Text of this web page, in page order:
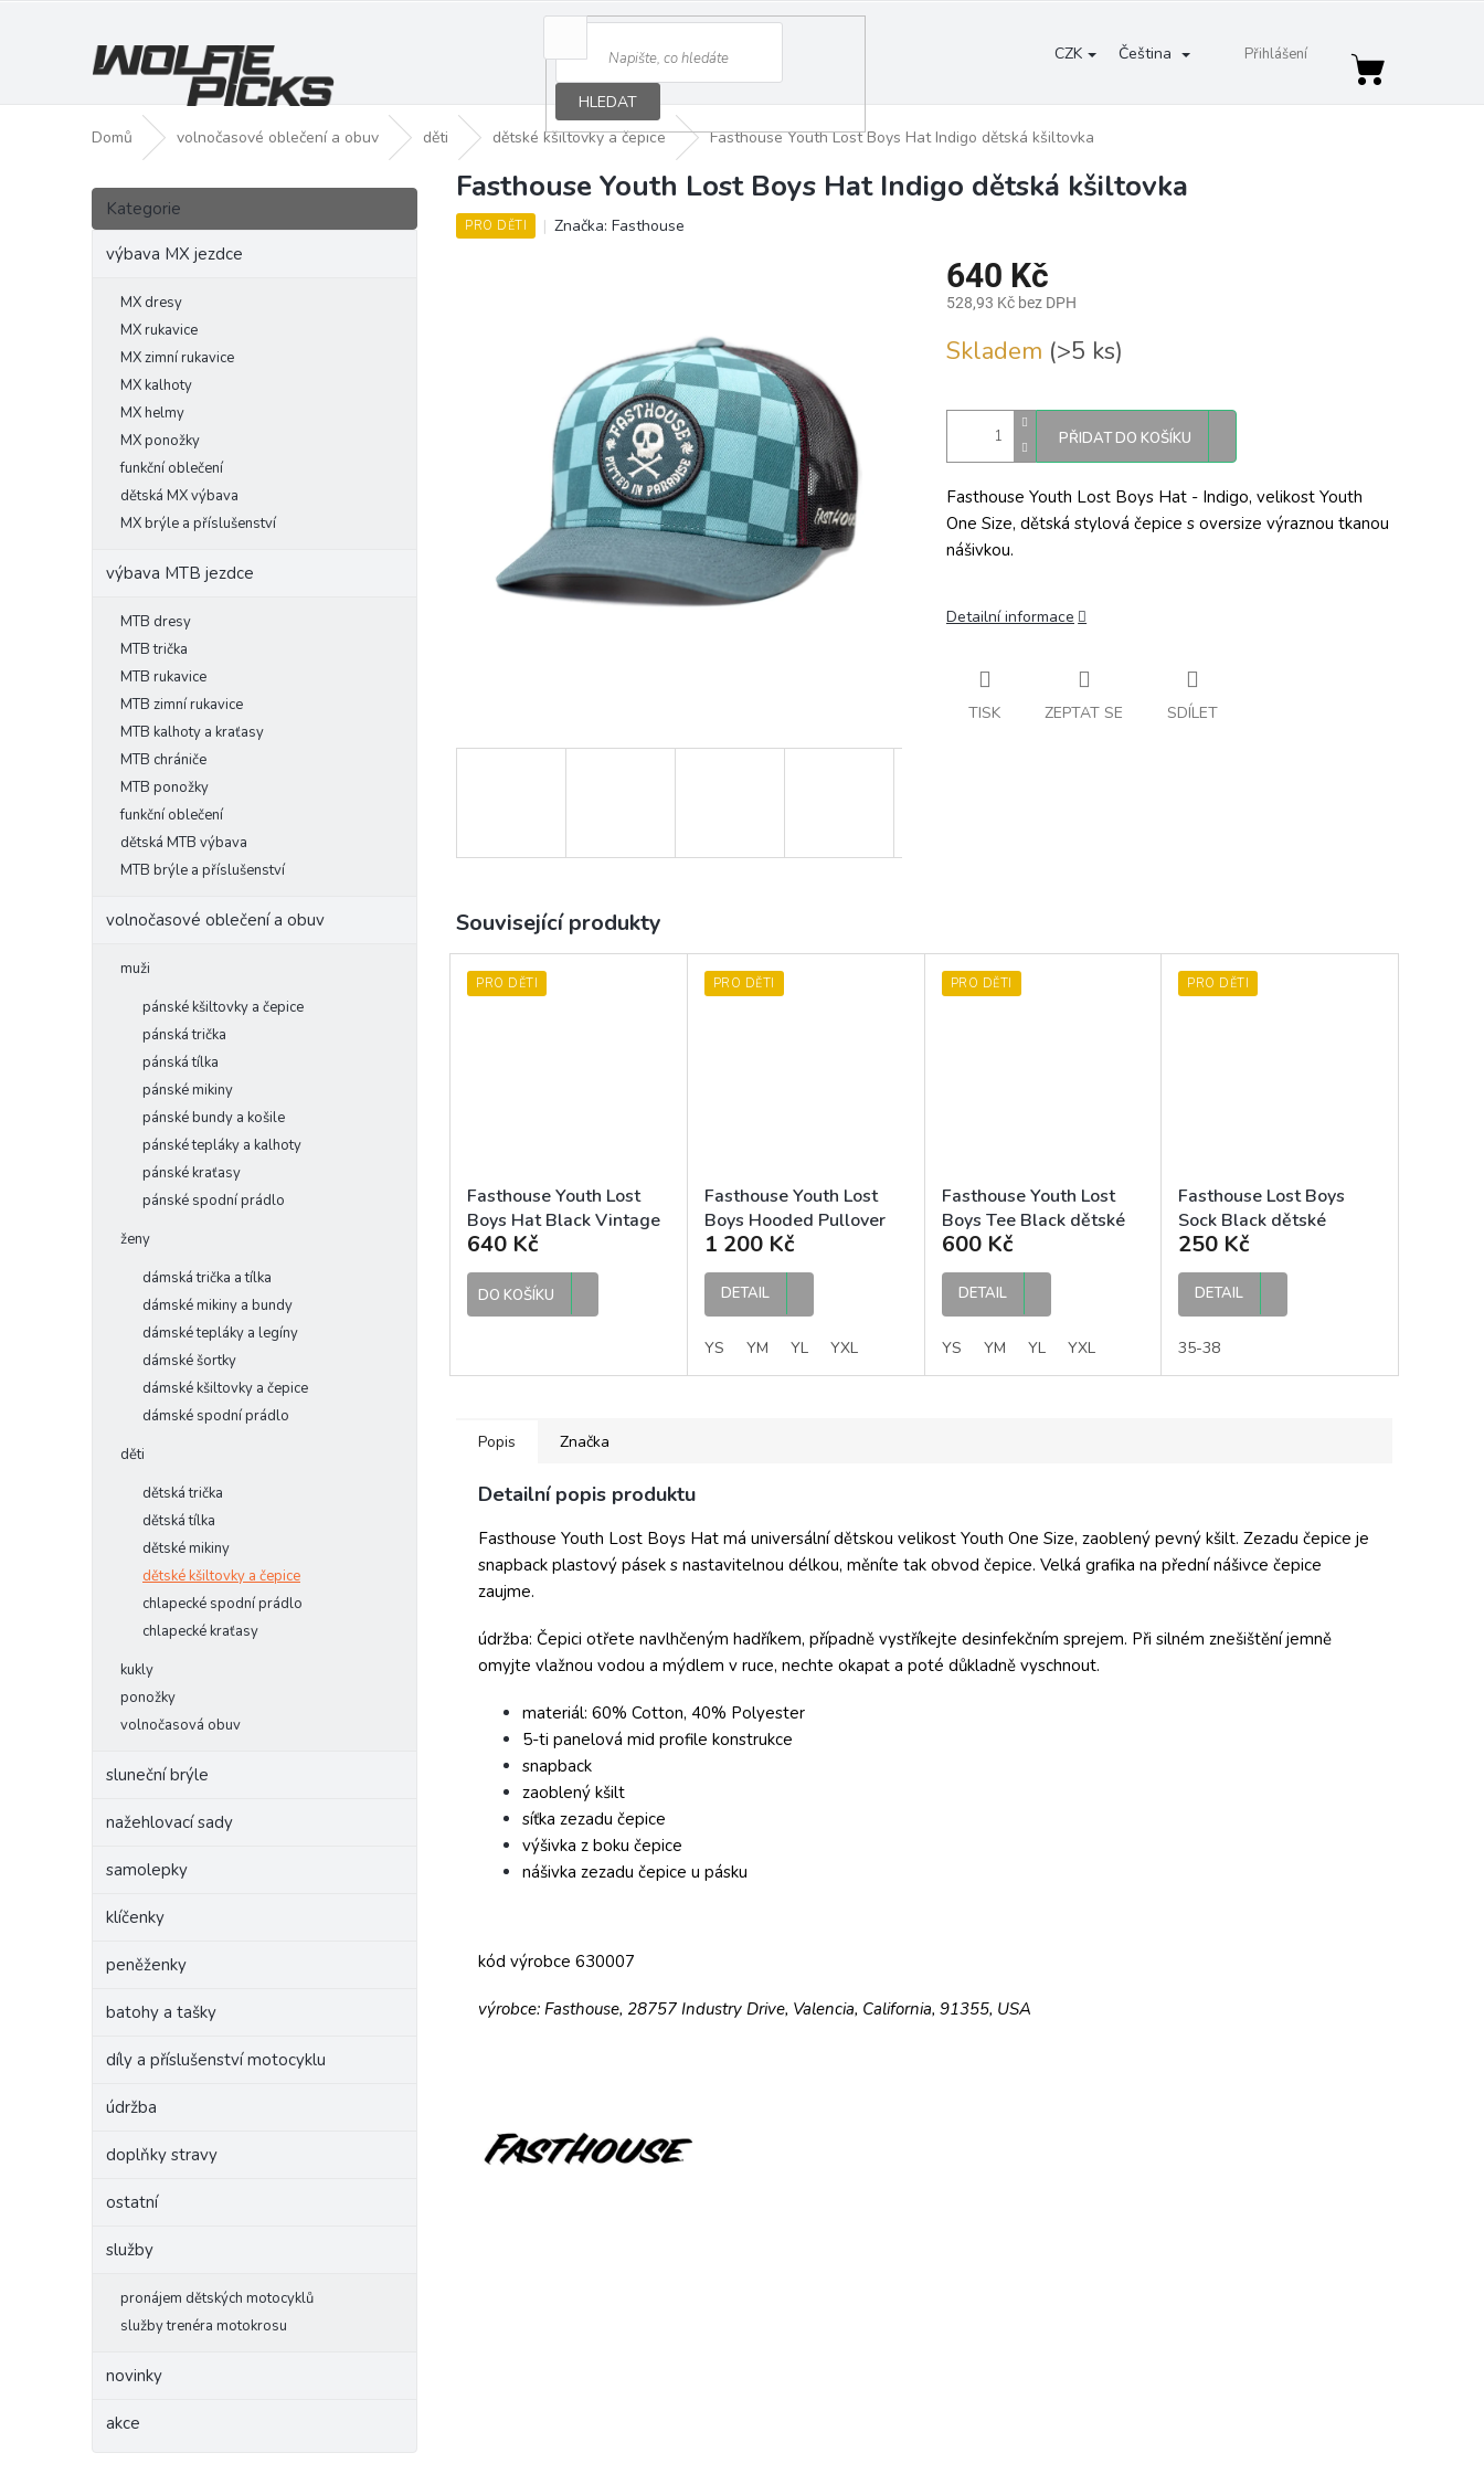
CZK Čeština Přihlášení
HLEDAT
Nákupní
Domů volnočasové oblečení a obuv děti dětské kšiltovky a čepice Fasthouse Youth Lost Boys Hat Indigo dětská kšiltovka
P
s
Přeskočit
kategorie
Kategorie
výbava MX jezdce
MX dresy
MX rukavice
MX zimní rukavice
MX kalhoty
MX helmy
MX ponožky
funkční oblečení
dětská MX výbava
MX brýle a příslušenství
výbava MTB jezdce
MTB dresy
MTB trička
MTB rukavice
MTB zimní rukavice
MTB kalhoty a kraťasy
MTB chrániče
MTB ponožky
funkční oblečení
dětská MTB výbava
MTB brýle a příslušenství
volnočasové oblečení a obuv
muži
pánské kšiltovky a čepice
pánská trička
pánská tílka
pánské mikiny
pánské bundy a košile
pánské tepláky a kalhoty
pánské kraťasy
pánské spodní prádlo
ženy
dámská trička a tílka
dámské mikiny a bundy
dámské tepláky a legíny
dámské šortky
dámské kšiltovky a čepice
dámské spodní prádlo
děti
dětská trička
dětská tílka
dětské mikiny
dětské kšiltovky a čepice
chlapecké spodní prádlo
chlapecké kraťasy
kukly
ponožky
volnočasová obuv
sluneční brýle
nažehlovací sady
samolepky
klíčenky
peněženky
batohy a tašky
díly a příslušenství motocyklu
údržba
doplňky stravy
ostatní
služby
pronájem dětských motocyklů
služby trenéra motokrosu
novinky
akce
Fasthouse Youth Lost Boys Hat Indigo dětská kšiltovka
PRO DĚTI Značka: Fasthouse
640 Kč
528,93 Kč bez DPH
cena:
Skladem (>5 ks)
PŘIDAT DO KOŠÍKU
Fasthouse Youth Lost Boys Hat - Indigo, velikost Youth
One Size, dětská stylová čepice s oversize výraznou tkanou
nášivkou.
Detailní informace
TISK ZEPTAT SE SDÍLET
Související produkty
PRO DĚTI
Fasthouse Youth Lost
Boys Hat Black Vintage
Gold dětská kšiltovka
640 Kč
DO KOŠÍKU
PRO DĚTI
Fasthouse Youth Lost
Boys Hooded Pullover
Black dětská mikina
1 200 Kč
DETAIL
YS YM YL YXL
PRO DĚTI
Fasthouse Youth Lost
Boys Tee Black dětské
tričko
600 Kč
DETAIL
YS YM YL YXL
PRO DĚTI
Fasthouse Lost Boys
Sock Black dětské
ponožky
250 Kč
DETAIL
35-38
Popis Značka
Detailní popis produktu
Fasthouse Youth Lost Boys Hat má universální dětskou velikost Youth One Size, zaoblený pevný kšilt. Zezadu čepice je
snapback plastový pásek s nastavitelnou délkou, měníte tak obvod čepice. Velká grafika na přední nášivce čepice
zaujme.
údržba: Čepici otřete navlhčeným hadříkem, případně vystříkejte desinfekčním sprejem. Při silném znešištění jemně
omyjte vlažnou vodou a mýdlem v ruce, nechte okapat a poté důkladně vyschnout.
materiál: 60% Cotton, 40% Polyester
5-ti panelová mid profile konstrukce
snapback
zaoblený kšilt
síťka zezadu čepice
výšivka z boku čepice
nášivka zezadu čepice u pásku
kód výrobce 630007
výrobce: Fasthouse, 28757 Industry Drive, Valencia, California, 91355, USA